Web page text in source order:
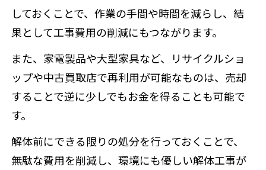
しておくことで、作業の手間や時間を減らし、結
果として工事費用の削減にもつながります。
また、家電製品や大型家具など、リサイクルショ
ップや中古買取店で再利用が可能なものは、売却
することで逆に少しでもお金を得ることも可能で
す。
解体前にできる限りの処分を行っておくことで、
無駄な費用を削減し、環境にも優しい解体工事が